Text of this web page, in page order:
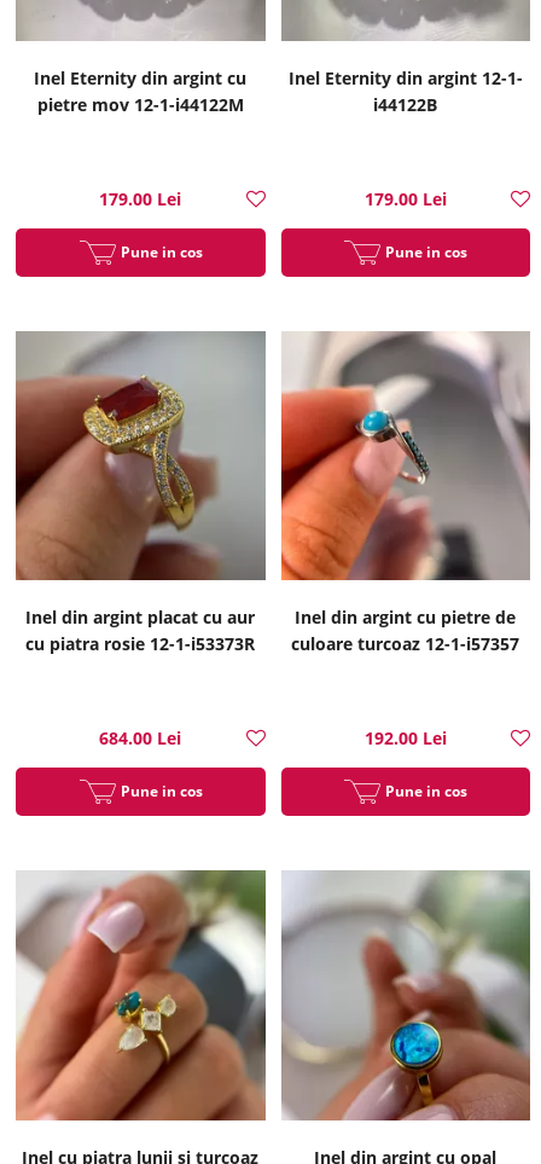
Inel Eternity din argint cu
pietre mov 12-1-i44122M
179.00 Lei
Pune in cos
Inel Eternity din argint 12-1-
i44122B
179.00 Lei
Pune in cos
Inel din argint placat cu aur
cu piatra rosie 12-1-i53373R
684.00 Lei
Pune in cos
Inel din argint cu pietre de
culoare turcoaz 12-1-i57357
192.00 Lei
Pune in cos
Inel cu piatra lunii si turcoaz Inel din argint cu opal